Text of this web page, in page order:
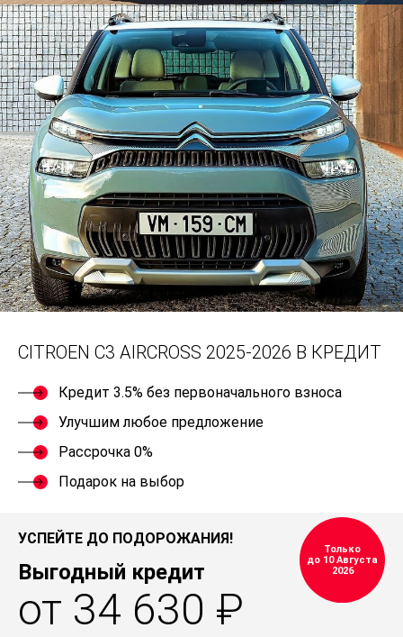
CITROEN C3 AIRCROSS 2025-2026 В КРЕДИТ
Кредит 3.5% без первоначального взноса
Улучшим любое предложение
Рассрочка 0%
Подарок на выбор
УСПЕЙТЕ ДО ПОДОРОЖАНИЯ!
Выгодный кредит
от 34 630 ₽
Только
до 10 Августа
2026